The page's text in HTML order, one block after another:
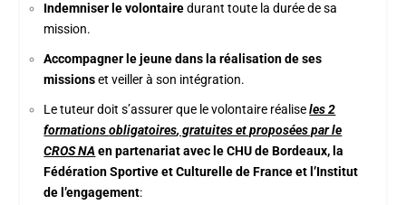
Indemniser le volontairedurant toute la durée de sa
mission.
Accompagner le jeune dans la réalisation de ses
missionset veiller à son intégration.
Le tuteur doit s’assurer que le volontaire réaliseles 2
formationsobligatoires, gratuites et proposées par le
CROS NA en partenariat avec le CHU de Bordeaux, la
Fédération Sportive et Culturelle de France et l’Institut
de l’engagement: